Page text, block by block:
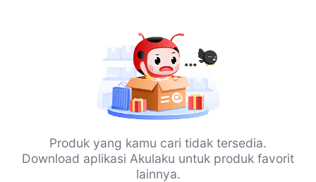
Produk yang kamu cari tidak tersedia.
Download aplikasi Akulaku untuk produk favorit
lainnya.